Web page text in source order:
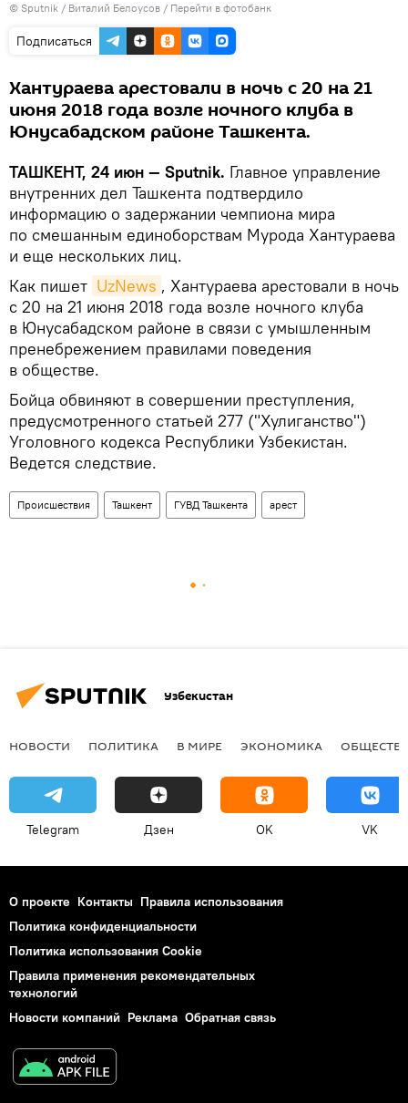
© Sputnik / Виталий Белоусов / Перейти в фотобанк
Подписаться
Хантураева арестовали в ночь с 20 на 21
июня 2018 года возле ночного клуба в
Юнусабадском районе Ташкента.
ТАШКЕНТ, 24 июн — Sputnik. Главное управление
внутренних дел Ташкента подтвердило
информацию о задержании чемпиона мира
по смешанным единоборствам Мурода Хантураева
и еще нескольких лиц.
Как пишет UzNews , Хантураева арестовали в ночь
с 20 на 21 июня 2018 года возле ночного клуба
в Юнусабадском районе в связи с умышленным
пренебрежением правилами поведения
в обществе.
Бойца обвиняют в совершении преступления,
предусмотренного статьей 277 ("Хулиганство")
Уголовного кодекса Республики Узбекистан.
Ведется следствие.
Происшествия Ташкент ГУВД Ташкента арест
Узбекистан
НОВОСТИ ПОЛИТИКА В МИРЕ ЭКОНОМИКА
Telegram Дзен OK VK
О проекте Контакты Правила использования
Политика конфиденциальности
Политика использования Cookie
Правила применения рекомендательных
технологий
Новости компаний Реклама Обратная связь